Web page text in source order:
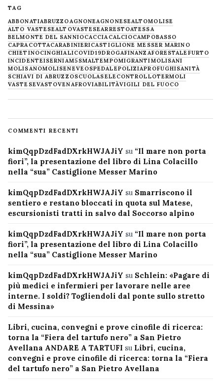
TAG
ABBONATIABRUZZOAGNONEAGNONESEALTOMOLISE
ALTO VASTESEALTOVASTESEARRESTOATESSA
BELMONTE DEL SANNIOCACCIACALCIOCAMPOBASSO
CAPRACOTTACARABINIERICASTIGLIONE MESSER MARINO
CHIETINOCINGHIALICOVID19DROGAFINANZAFORESTALE FURTO
INCIDENTEISERNIAM5SMALTEMPOMIGRANTIMOLISANI
MOLISANOMOLISENEVE OSPEDALEPOLIZIAPROFUGHISANITÀ
SCHIAVI DI ABRUZZOSCUOLASELECONTROLLOTERMOLI
VASTESEVASTOVENAFROVIABILITÀVIGILI DEL FUOCO
COMMENTI RECENTI
kimQqpDzdFadDXrkHWJAJiY su “Il mare non porta
fiori”, la presentazione del libro di Lina Colacillo
nella “sua” Castiglione Messer Marino
kimQqpDzdFadDXrkHWJAJiY su Smarriscono il
sentiero e restano bloccati in quota sul Matese,
escursionisti tratti in salvo dal Soccorso alpino
kimQqpDzdFadDXrkHWJAJiY su “Il mare non porta
fiori”, la presentazione del libro di Lina Colacillo
nella “sua” Castiglione Messer Marino
kimQqpDzdFadDXrkHWJAJiY su Schlein: «Pagare di
più medici e infermieri per lavorare nelle aree
interne. I soldi? Togliendoli dal ponte sullo stretto
di Messina»
Libri, cucina, convegni e prove cinofile di ricerca:
torna la “Fiera del tartufo nero” a San Pietro
Avellana ANDARE A TARTUFI su Libri, cucina,
convegni e prove cinofile di ricerca: torna la “Fiera
del tartufo nero” a San Pietro Avellana